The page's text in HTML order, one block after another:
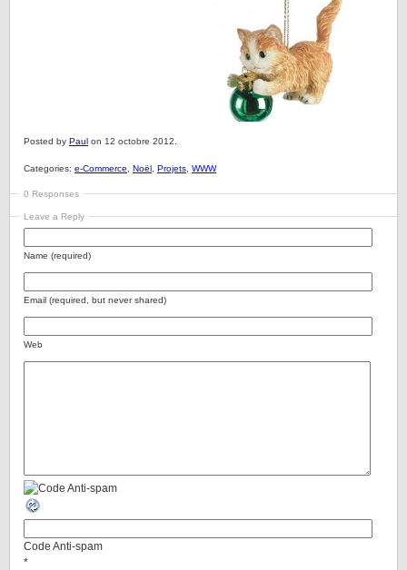
Posted by Paul on 12 octobre 2012.
Categories: e-Commerce Noël Projets WWW
0 Responses
Leave a Reply
Name (required)
Email (required, but never shared)
Web
Code Anti-spam
*